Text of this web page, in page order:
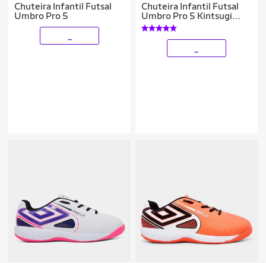
Chuteira Infantil Futsal
Umbro Pro 5
Chuteira Infantil Futsal
Umbro Pro 5 Kintsugi
Unissex